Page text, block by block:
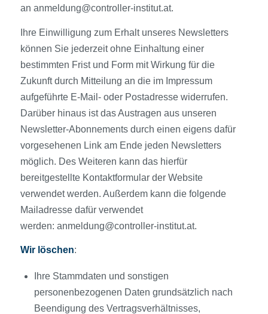
an anmeldung@controller-institut.at.
Ihre Einwilligung zum Erhalt unseres Newsletters
können Sie jederzeit ohne Einhaltung einer
bestimmten Frist und Form mit Wirkung für die
Zukunft durch Mitteilung an die im Impressum
aufgeführte E-Mail- oder Postadresse widerrufen.
Darüber hinaus ist das Austragen aus unseren
Newsletter-Abonnements durch einen eigens dafür
vorgesehenen Link am Ende jeden Newsletters
möglich. Des Weiteren kann das hierfür
bereitgestellte Kontaktformular der Website
verwendet werden. Außerdem kann die folgende
Mailadresse dafür verwendet
werden: anmeldung@controller-institut.at.
Wir löschen:
Ihre Stammdaten und sonstigen
personenbezogenen Daten grundsätzlich nach
Beendigung des Vertragsverhältnisses,